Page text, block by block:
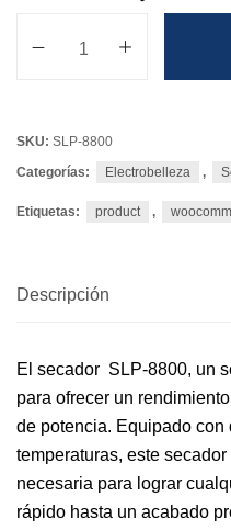
SKU: SLP-8800
Categorías:
Electrobelleza ,
Etiquetas: product ,
Descripción
El secador SLP-8800, un
para ofrecer un
de potencia. Equipado con
temperaturas, este
necesaria para lograr
rápido hasta un acabado